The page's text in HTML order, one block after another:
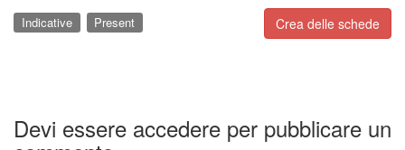
Crea delle schede
Indicative Present
Devi essere accedere per pubblicare un